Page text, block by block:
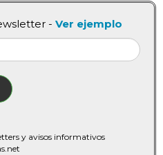
- Ver ejemplo
y avisos informativos